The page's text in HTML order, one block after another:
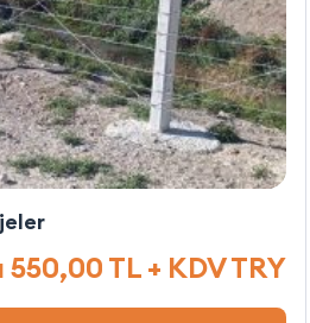
550,00 TL + KDV TRY